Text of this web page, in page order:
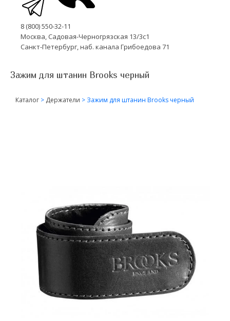
8 (800) 550-32-11
Москва, Садовая-Черногрязская 13/3с1
Санкт-Петербург, наб. канала Грибоедова 71
Зажим для штанин Brooks черный
Каталог > Держатели > Зажим для штанин Brooks черный